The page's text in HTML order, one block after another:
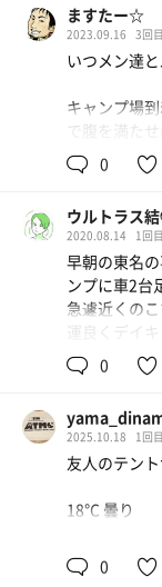
ますたー☆
2023.09.16 3回
いつメン達
キャンプ場
で腹を満た
キャンプ歴
COチェッカ
いるが、
レベルはほと
今日の香り
のでわロウ
ああ、よい
水温は20℃
0
ウルトラス
2020.08.14 1回
早朝の東名
ンプに車2台
急遽近くの
運良くデイ
訪問。
される。
河原は大小
必須。
猛暑も手伝
今日のロウリ
0
2025.10.18 1回
友人のテン
18℃ 曇り
テントサウ
15〜20分、
0